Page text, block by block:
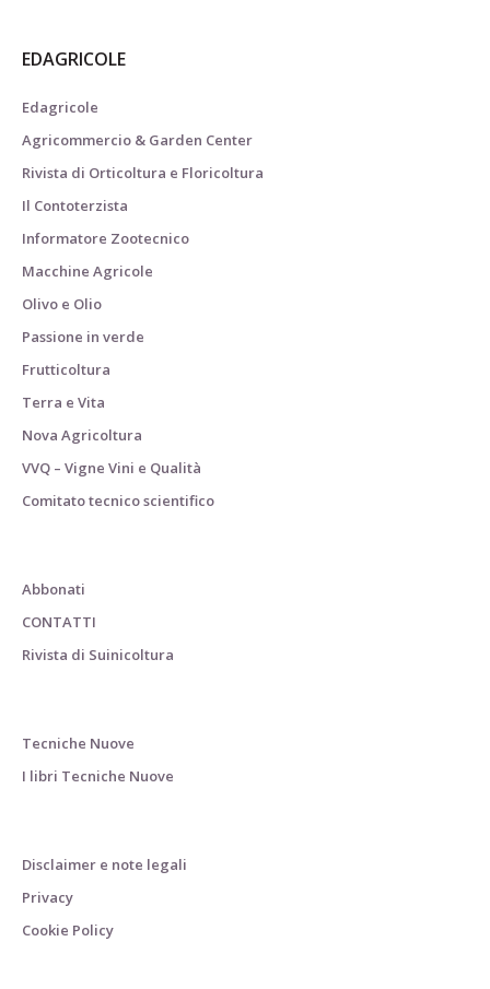
EDAGRICOLE
Edagricole
Agricommercio & Garden Center
Rivista di Orticoltura e Floricoltura
Il Contoterzista
Informatore Zootecnico
Macchine Agricole
Olivo e Olio
Passione in verde
Frutticoltura
Terra e Vita
Nova Agricoltura
VVQ – Vigne Vini e Qualità
Comitato tecnico scientifico
Abbonati
CONTATTI
Rivista di Suinicoltura
Tecniche Nuove
I libri Tecniche Nuove
Disclaimer e note legali
Privacy
Cookie Policy